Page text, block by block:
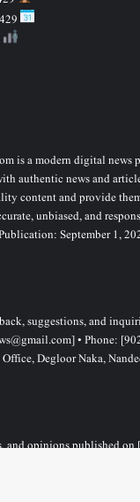
is a modern digital news
authentic news and
content and provide
unbiased, and
September 1,
suggestions, and
• Phone:
Degloor Naka,
and opinions published on